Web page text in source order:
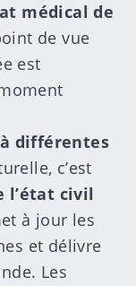
médical de
de vue
est
différentes
c’est
l’état civil
à jour les
et délivre
Les